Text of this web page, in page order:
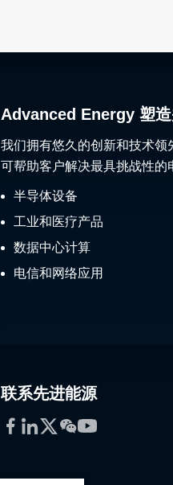
Advanced Energy 塑
我们拥有悠久的创新和技术领
可帮助客户解决最具挑战性的
半导体设备
工业和医疗产品
数据中心计算
电信和网络应用
联系先进能源
Facebook
LinkedIn
Twitter
WeChat
YouTube